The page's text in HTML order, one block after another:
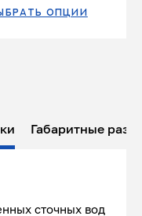
ОПЦИИ
Габаритные
сточных вод